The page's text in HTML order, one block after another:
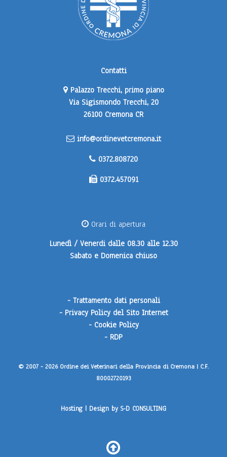
Contatti
Palazzo Trecchi, primo piano
Via Sigismondo Trecchi, 20
26100 Cremona CR
info@ordinevetcremona.it
0372.808720
0372.457091
Orari di apertura
Lunedì / Venerdidalle 08.30 alle 12.30
Sabato e Domenica chiuso
- Trattamento dati personali
- Privacy Policy del Sito Internet
- Cookie Policy
- RDP
© 2007 - 2026 Ordine dei Veterinari della Provincia di Cremona | C.F.
80002720193
Hosting | Design by S-D CONSULTING